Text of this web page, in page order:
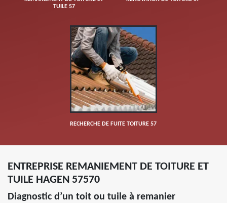
TUILE 57
RECHERCHE DE FUITE TOITURE 57
ENTREPRISE REMANIEMENT DE TOITURE ET
TUILE HAGEN 57570
Diagnostic d’un toit ou tuile à remanier